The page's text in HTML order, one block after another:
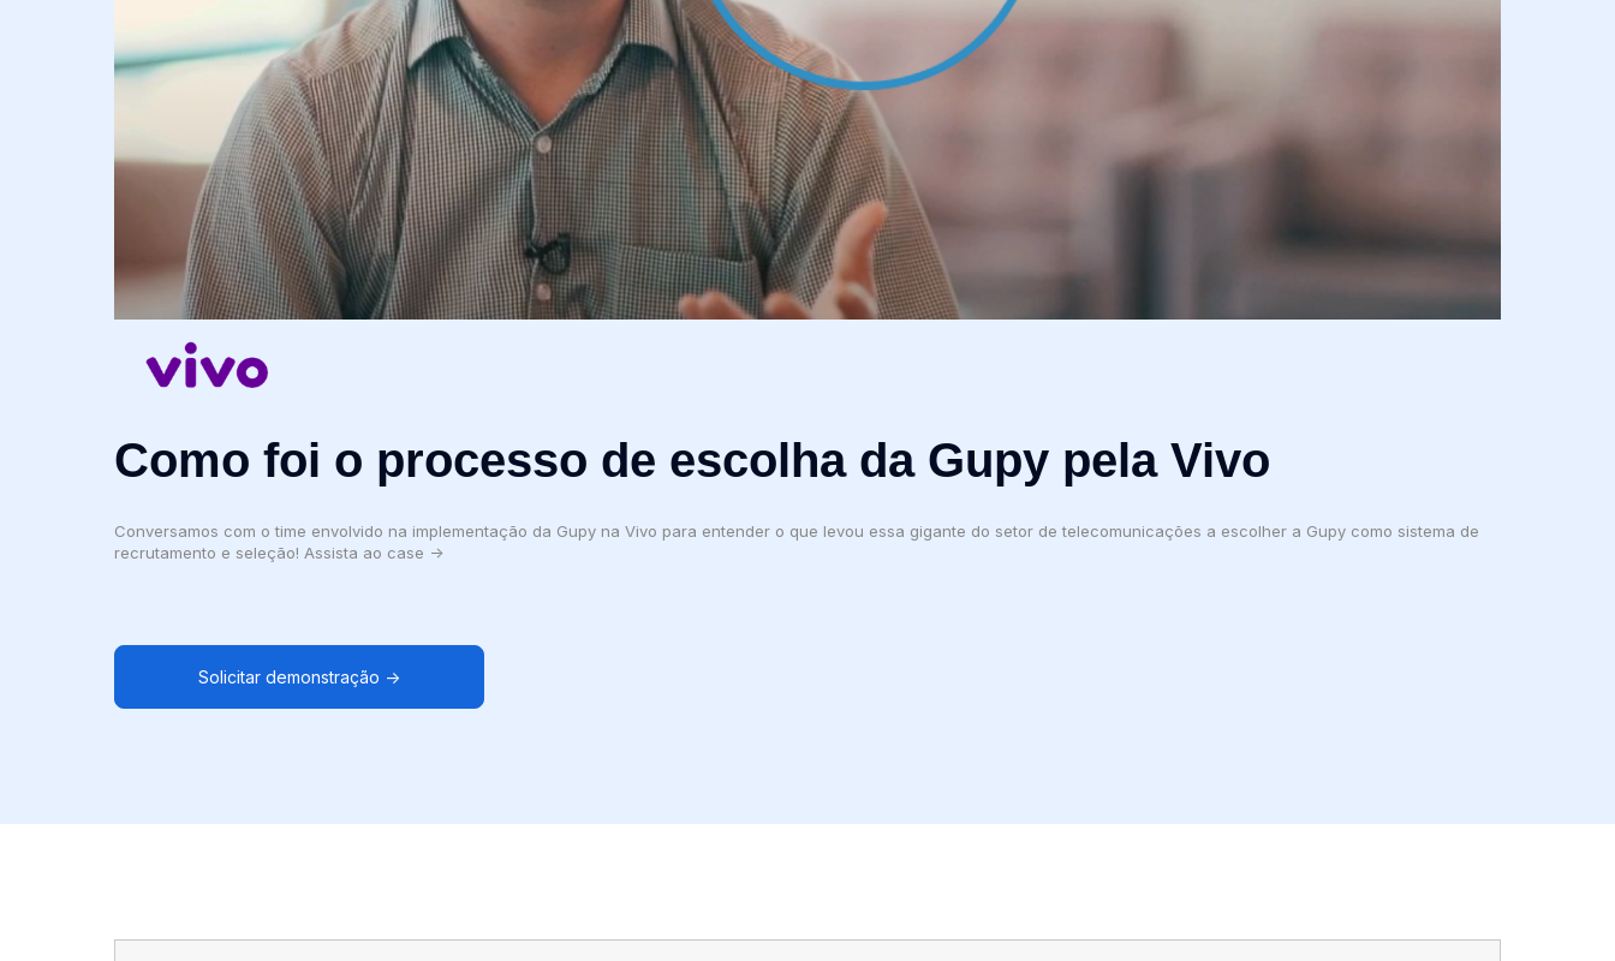
Como foi o processo de escolha da Gupy pela Vivo
Conversamos com o time envolvido na implementação da Gupy na Vivo para entender o que levou essa gigante do setor de telecomunicações a escolher a Gupy como sistema de
recrutamento e seleção! Assista ao case ->
Solicitar demonstração →